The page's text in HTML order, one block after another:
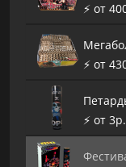
⚡️ от
⚡️ от
⚡️ от